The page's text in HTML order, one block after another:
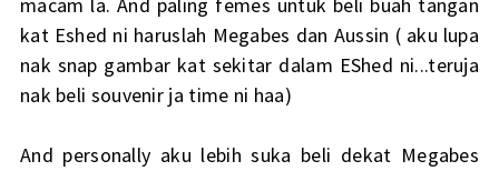
kat Eshed ni haruslah Megabes dan Aussin ( aku lupa
nak snap gambar kat sekitar dalam EShed ni...teruja
nak beli souvenir ja time ni haa)
And personally aku lebih suka beli dekat Megabes